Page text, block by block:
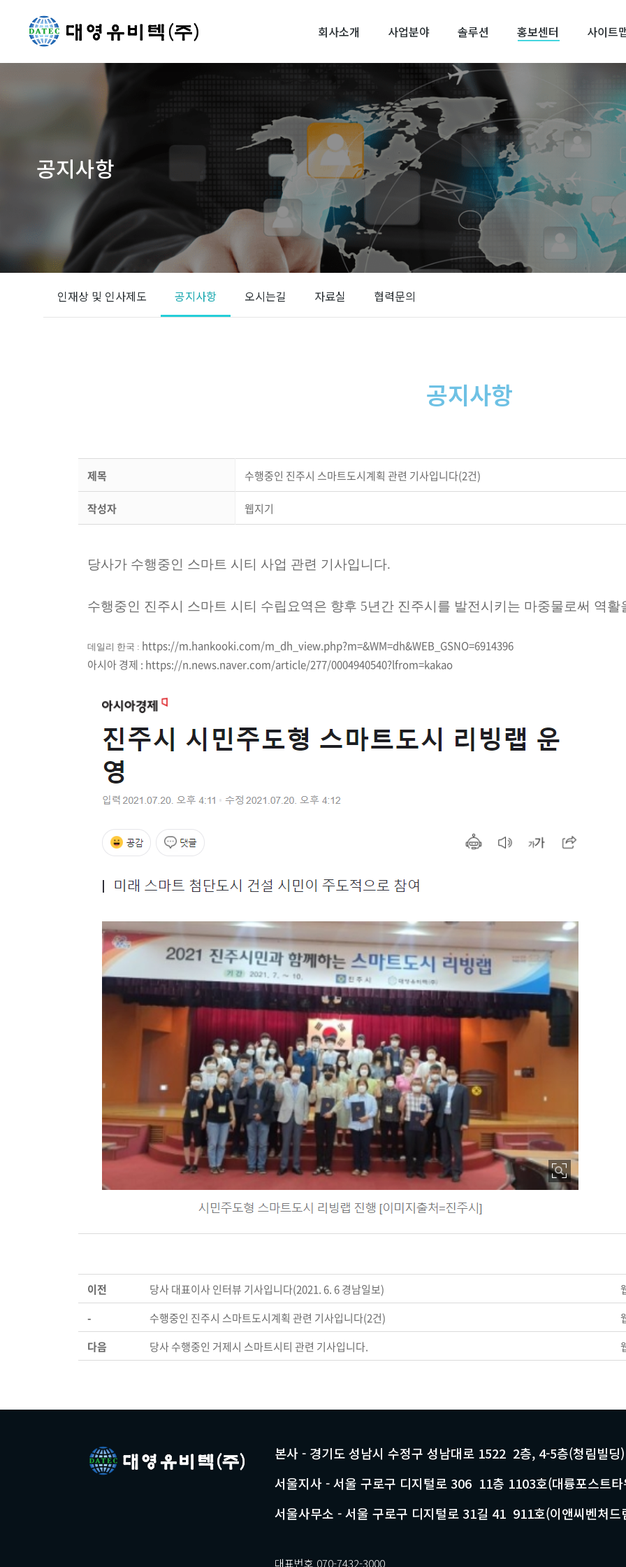
회사소개 사업분야 솔루션 홍보센터 사이트
공지사항
You are here:
인재상 및 인사제도 공지사항 오시는길 자료실 협력문의
공지사항
제목 수행중인 진주시 스마트도시계획 관련 기사입니다(2건)
작성자 웹지기
당사가 수행중인 스마트 시티 사업 관련 기사입니다.
수행중인 진주시 스마트 시티 수립요역은 향후 5년간 진주시를 발전시키는 마중물로써 역활
데일리 한국 : https://m.hankooki.com/m_dh_view.php?m=&WM=dh&WEB_GSNO=6914396
아시아 경제 : https://n.news.naver.com/article/277/0004940540?lfrom=kakao
이전 당사 대표이사 인터뷰 기사입니다(2021. 6. 6 경남일보)
-
수행중인 진주시 스마트도시계획 관련 기사입니다(2건)
다음
당사 수행중인 거제시 스마트시티 관련 기사입니다.
본사 - 경기도 성남시 수정구 성남대로 1522 2층, 4-5층(청림빌딩)
서울지사 - 서울 구로구 디지털로 306 11층 1103호(대륭포스트
서울사무소 - 서울 구로구 디지털로 31길 41 911호(이앤씨벤처드
대표번호 070-7432-3000